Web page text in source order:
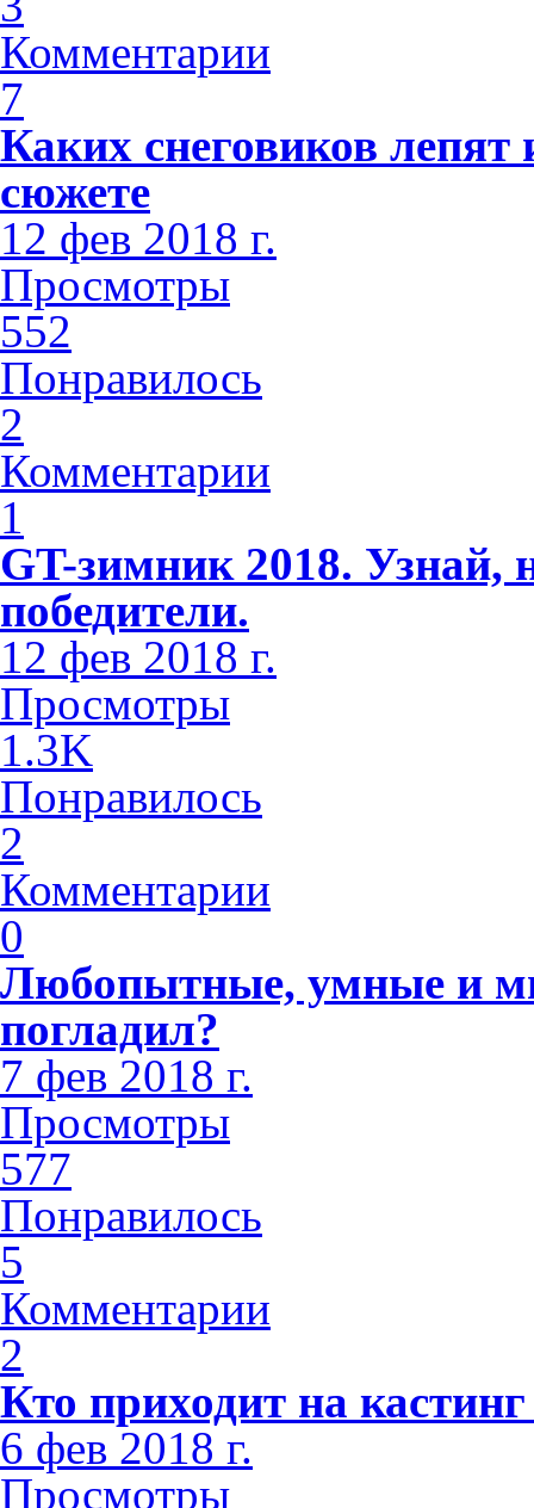
Комментарии
7
Каких снеговиков
сюжете
12 фев 2018 г.
Просмотры
552
Понравилось
2
Комментарии
1
GT-зимник 2018. Узнай,
победители.
12 фев 2018 г.
Просмотры
1.3K
Понравилось
2
Комментарии
0
Любопытные, умные и
погладил?
7 фев 2018 г.
Просмотры
577
Понравилось
5
Комментарии
2
Кто приходит на
6 фев 2018 г.
Просмотры